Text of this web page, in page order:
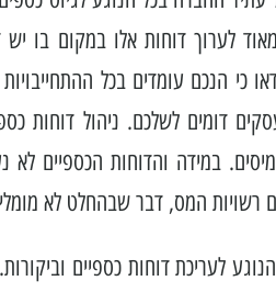
לערוך דוחות אלו במקום בו יש
כי הנכם עומדים בכל
דומים לשלכם. ניהול דוחות
במידה והדוחות הכספיים לא
רשויות המס, דבר שבהחלט לא
לעריכת דוחות כספיים